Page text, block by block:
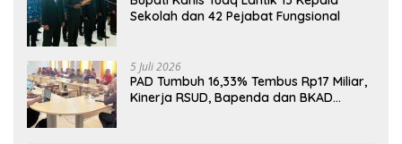
Sekolah dan 42 Pejabat Fungsional
5 Juli 2026
PAD Tumbuh 16,33% Tembus Rp17 Miliar,
Kinerja RSUD, Bapenda dan BKAD